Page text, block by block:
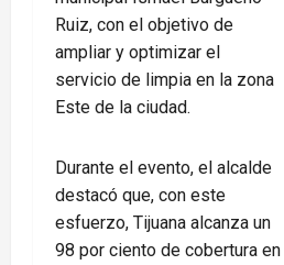
Ruiz, con el objetivo de
ampliar y optimizar el
servicio de limpia en la zona
Este de la ciudad.
Durante el evento, el alcalde
destacó que, con este
esfuerzo, Tijuana alcanza un
98 por ciento de cobertura en